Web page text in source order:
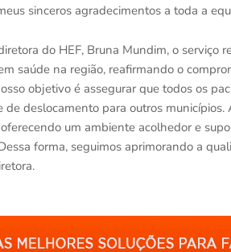
sinceros agradecimentos a toda a
do HEF, Bruna Mundim, o
saúde na região, reafirmando o
objetivo é assegurar que todos os
de deslocamento para outros
um ambiente acolhedor e
forma, seguimos aprimorando a